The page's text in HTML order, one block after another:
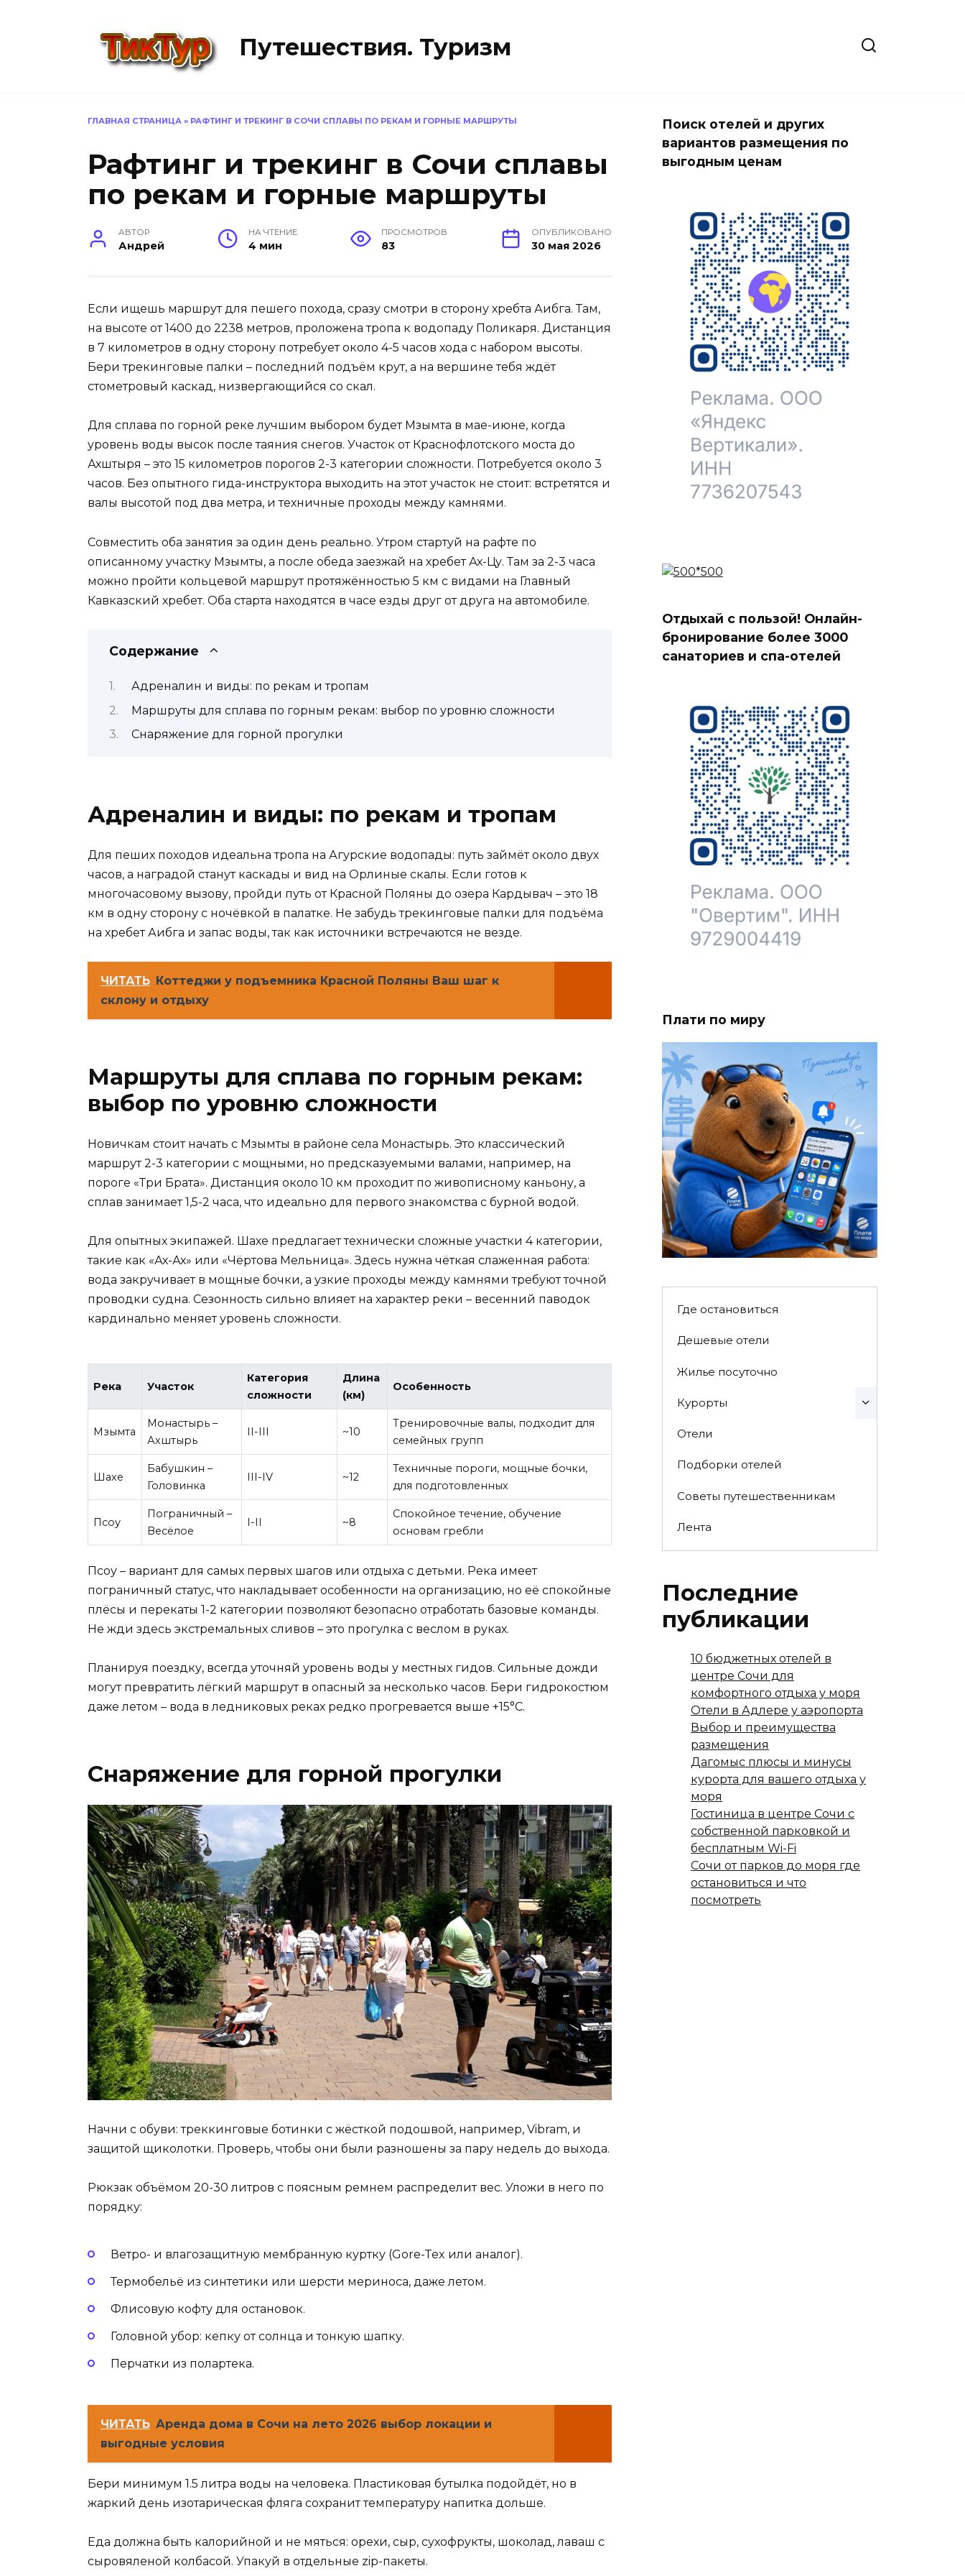
Путешествия. Туризм
ГЛАВНАЯ СТРАНИЦА » РАФТИНГ И ТРЕКИНГ В СОЧИ СПЛАВЫ ПО РЕКАМ И ГОРНЫЕ МАРШРУТЫ
Рафтинг и трекинг в Сочи сплавы
по рекам и горные маршруты
АВТОР
Андрей
НА ЧТЕНИЕ
4 мин
ПРОСМОТРОВ
83
ОПУБЛИКОВАНО
30 мая 2026
Если ищешь маршрут для пешего похода, сразу смотри в сторону хребта Аибга. Там,
на высоте от 1400 до 2238 метров, проложена тропа к водопаду Поликаря. Дистанция
в 7 километров в одну сторону потребует около 4-5 часов хода с набором высоты.
Бери трекинговые палки – последний подъём крут, а на вершине тебя ждёт
стометровый каскад, низвергающийся со скал.
Для сплава по горной реке лучшим выбором будет Мзымта в мае-июне, когда
уровень воды высок после таяния снегов. Участок от Краснофлотского моста до
Ахштыря – это 15 километров порогов 2-3 категории сложности. Потребуется около 3
часов. Без опытного гида-инструктора выходить на этот участок не стоит: встретятся и
валы высотой под два метра, и техничные проходы между камнями.
Совместить оба занятия за один день реально. Утром стартуй на рафте по
описанному участку Мзымты, а после обеда заезжай на хребет Ах-Цу. Там за 2-3 часа
можно пройти кольцевой маршрут протяжённостью 5 км с видами на Главный
Кавказский хребет. Оба старта находятся в часе езды друг от друга на автомобиле.
Содержание
Адреналин и виды: по рекам и тропам
Маршруты для сплава по горным рекам: выбор по уровню сложности
Снаряжение для горной прогулки
Адреналин и виды: по рекам и тропам
Для пеших походов идеальна тропа на Агурские водопады: путь займёт около двух
часов, а наградой станут каскады и вид на Орлиные скалы. Если готов к
многочасовому вызову, пройди путь от Красной Поляны до озера Кардывач – это 18
км в одну сторону с ночёвкой в палатке. Не забудь трекинговые палки для подъёма
на хребет Аибга и запас воды, так как источники встречаются не везде.
ЧИТАТЬ Коттеджи у подъемника Красной Поляны Ваш шаг к
склону и отдыху
Маршруты для сплава по горным рекам:
выбор по уровню сложности
Новичкам стоит начать с Мзымты в районе села Монастырь. Это классический
маршрут 2-3 категории с мощными, но предсказуемыми валами, например, на
пороге «Три Брата». Дистанция около 10 км проходит по живописному каньону, а
сплав занимает 1,5-2 часа, что идеально для первого знакомства с бурной водой.
Для опытных экипажей. Шахе предлагает технически сложные участки 4 категории,
такие как «Ах-Ах» или «Чёртова Мельница». Здесь нужна чёткая слаженная работа:
вода закручивает в мощные бочки, а узкие проходы между камнями требуют точной
проводки судна. Сезонность сильно влияет на характер реки – весенний паводок
кардинально меняет уровень сложности.
Река Участок
Категория
сложности
Длина
(км)
Особенность
Мзымта
Монастырь –
Ахштырь
II-III ~10
Тренировочные валы, подходит для
семейных групп
Шахе
Бабушкин –
Головинка
III-IV ~12
Техничные пороги, мощные бочки,
для подготовленных
Псоу
Пограничный –
Весёлое
I-II ~8
Спокойное течение, обучение
основам гребли
Псоу – вариант для самых первых шагов или отдыха с детьми. Река имеет
пограничный статус, что накладывает особенности на организацию, но её спокойные
плёсы и перекаты 1-2 категории позволяют безопасно отработать базовые команды.
Не жди здесь экстремальных сливов – это прогулка с веслом в руках.
Планируя поездку, всегда уточняй уровень воды у местных гидов. Сильные дожди
могут превратить лёгкий маршрут в опасный за несколько часов. Бери гидрокостюм
даже летом – вода в ледниковых реках редко прогревается выше +15°C.
Снаряжение для горной прогулки
Начни с обуви: треккинговые ботинки с жёсткой подошвой, например, Vibram, и
защитой щиколотки. Проверь, чтобы они были разношены за пару недель до выхода.
Рюкзак объёмом 20-30 литров с поясным ремнем распределит вес. Уложи в него по
порядку:
Ветро- и влагозащитную мембранную куртку (Gore-Tex или аналог).
Термобельё из синтетики или шерсти мериноса, даже летом.
Флисовую кофту для остановок.
Головной убор: кепку от солнца и тонкую шапку.
Перчатки из полартека.
ЧИТАТЬ Аренда дома в Сочи на лето 2026 выбор локации и
выгодные условия
Бери минимум 1.5 литра воды на человека. Пластиковая бутылка подойдёт, но в
жаркий день изотарическая фляга сохранит температуру напитка дольше.
Еда должна быть калорийной и не мяться: орехи, сыр, сухофрукты, шоколад, лаваш с
сыровяленой колбасой. Упакуй в отдельные zip-пакеты.
Поиск отелей и других
вариантов размещения по
выгодным ценам
Отдыхай с пользой! Онлайн-
бронирование более 3000
санаториев и спа-отелей
Плати по миру
Где остановиться
Дешевые отели
Жилье посуточно
Курорты
Отели
Подборки отелей
Советы путешественникам
Лента
Последние
публикации
10 бюджетных отелей в
центре Сочи для
комфортного отдыха у моря
Отели в Адлере у аэропорта
Выбор и преимущества
размещения
Дагомыс плюсы и минусы
курорта для вашего отдыха у
моря
Гостиница в центре Сочи с
собственной парковкой и
бесплатным Wi-Fi
Сочи от парков до моря где
остановиться и что
посмотреть